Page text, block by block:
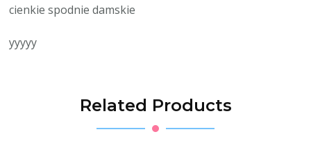
cienkie spodnie damskie
yyyyy
Related Products